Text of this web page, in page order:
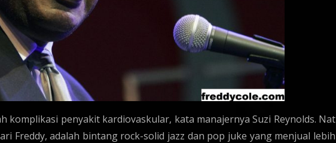
komplikasi penyakit kardiovaskular, kata manajernya Suzi Reynolds. Nat
Freddy, adalah bintang rock-solid jazz dan pop juke yang menjual lebih